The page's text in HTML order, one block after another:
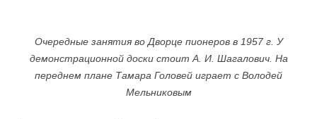
Очередные занятия во Дворце пионеров в 1957 г. У
демонстрационной доски стоит А. И. Шагалович. На
переднем плане Тамара Головей играет с Володей
Мельниковым